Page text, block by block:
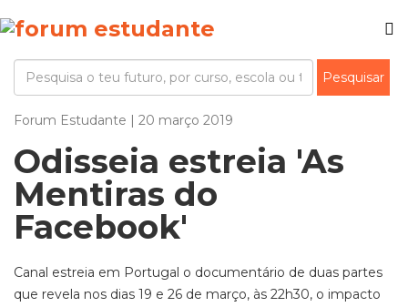
Forum Estudante | 20 março 2019
Odisseia estreia 'As
Mentiras do
Facebook'
Canal estreia em Portugal o documentário de duas partes
que revela nos dias 19 e 26 de março, às 22h30, o impacto